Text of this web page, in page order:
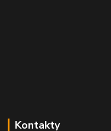
Kontakty